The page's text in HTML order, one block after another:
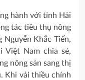
hành với tỉnh Hải
tác tiêu thụ nông
Nguyễn Khắc Tiến,
Việt Nam chia sẻ,
nông sản sang thị
Khi vải thiều chính